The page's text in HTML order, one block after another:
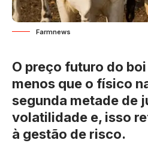
Farmnews
O preço futuro do
menos que o físico
segunda metade de
volatilidade e, isso
à gestão de risco.